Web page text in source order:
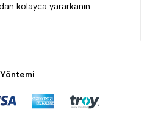
kolayca yararkanın.